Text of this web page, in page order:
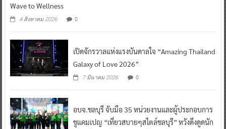
Wave to Wellness
4 สิงหาคม 2026 0
เปิดจักรวาลแห่งแรงบันดาลใจ “Amazing Thailand
Galaxy of Love 2026”
7 มีนาคม 2026 0
อบจ.ชลบุรี จับมือ 35 หน่วยงานและผู้ประกอบการ
ชูแคมเปญ “เที่ยวสบายๆสไตล์ชลบุรี” หวังดึงดูดนัก